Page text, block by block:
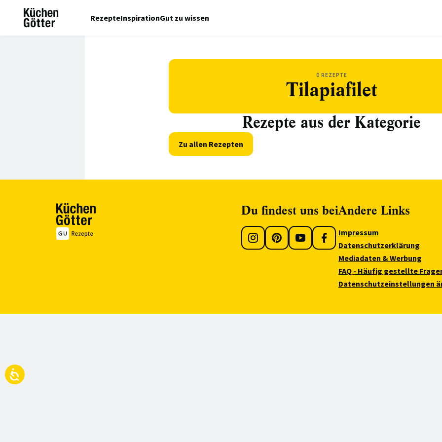
RezepteInspirationGut zu wissen
0 REZEPTE
Tilapiafilet
Rezepte aus der Kategorie
Zu allen Rezepten
Du findest uns beiAndere Links
Impressum
Datenschutzerklärung
Mediadaten & Werbung
FAQ - Häufig gestellte
Datenschutzeinstellungen